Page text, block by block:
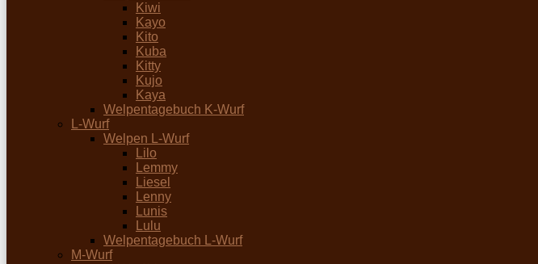
Kiwi
Kayo
Kito
Kuba
Kitty
Kujo
Kaya
Welpentagebuch K-Wurf
L-Wurf
Welpen L-Wurf
Lilo
Lemmy
Liesel
Lenny
Lunis
Lulu
Welpentagebuch L-Wurf
M-Wurf